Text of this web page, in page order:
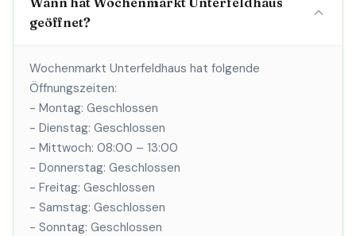
geöffnet?
Wochenmarkt Unterfeldhaus hat folgende
Öffnungszeiten:
- Montag: Geschlossen
- Dienstag: Geschlossen
- Mittwoch: 08:00 – 13:00
- Donnerstag: Geschlossen
- Freitag: Geschlossen
- Samstag: Geschlossen
- Sonntag: Geschlossen